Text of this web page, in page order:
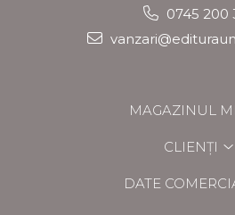
0745 200
MAGAZINUL
CLIENȚI
DATE